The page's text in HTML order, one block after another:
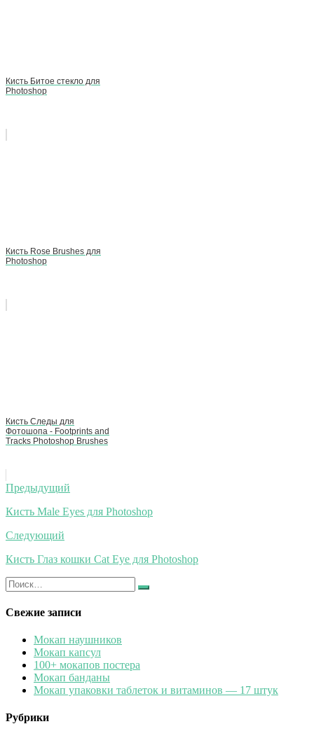
Кисть Битое стекло для
Photoshop
Кисть Rose Brushes для
Photoshop
Кисть Следы для
Фотошопа - Footprints and
Tracks Photoshop Brushes
Навигация
по
записям
Предыдущий
Кисть Male Eyes для Photoshop
Следующий
Кисть Глаз кошки Cat Eye для Photoshop
Искать:
Найти
Свежие записи
Мокап наушников
Мокап капсул
100+ мокапов постера
Мокап банданы
Мокап упаковки таблеток и витаминов — 17 штук
Рубрики